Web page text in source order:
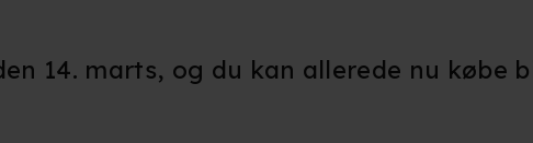
14. marts, og du kan allerede nu købe